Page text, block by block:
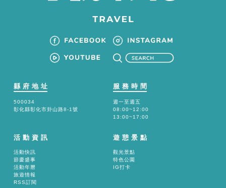
縣府地址
500034
彰化縣彰化市卦山路8-1號
服務時間
週一至週五
08:00~12:00
13:00~17:00
活動資訊
活動快訊
節慶盛事
活動年曆
旅遊情報
RSS訂閱
遊憩景點
觀光景點
特色公園
IG打卡